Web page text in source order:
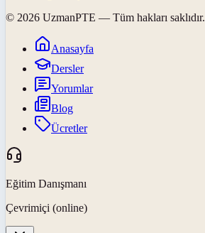
© 2026 UzmanPTE — Tüm hakları saklıdır.
Anasayfa
Dersler
Yorumlar
Blog
Ücretler
Eğitim Danışmanı
Çevrimiçi (online)